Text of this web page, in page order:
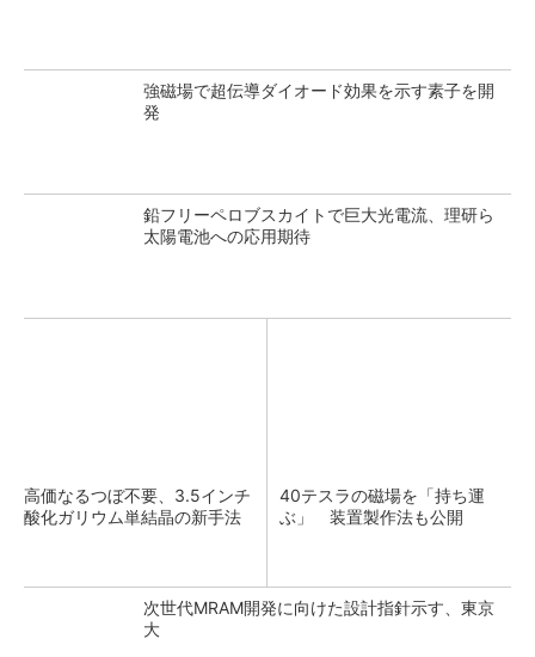
強磁場で超伝導ダイオード効果を示す素子を開
発
鉛フリーペロブスカイトで巨大光電流、理研ら
太陽電池への応用期待
高価なるつぼ不要、3.5インチ
酸化ガリウム単結晶の新手法
40テスラの磁場を「持ち運
ぶ」 装置製作法も公開
次世代MRAM開発に向けた設計指針示す、東京
大